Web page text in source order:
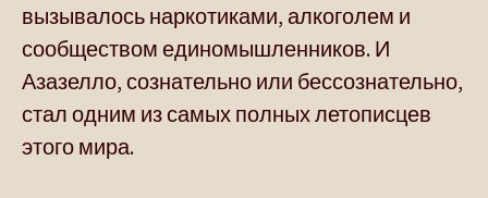
вызывалось наркотиками, алкоголем и
сообществом единомышленников. И
Азазелло, сознательно или бессознательно,
стал одним из самых полных летописцев
этого мира.